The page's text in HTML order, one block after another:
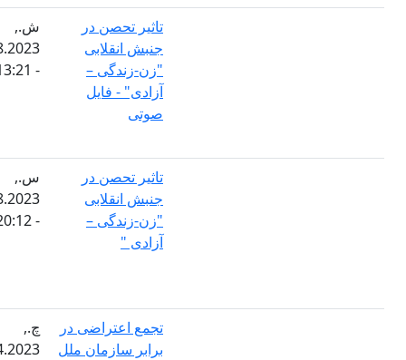
تاثیر تحصن در
جنبش انقلابی
"زن-زندگی –
آزادی" - فایل
05.08.2023
تاثیر تحصن در
جنبش انقلابی
"زن-زندگی –
آزادی "
01.08.2023
تجمع اعتراضی در
برابر سازمان ملل
چ.,
26.04.2023